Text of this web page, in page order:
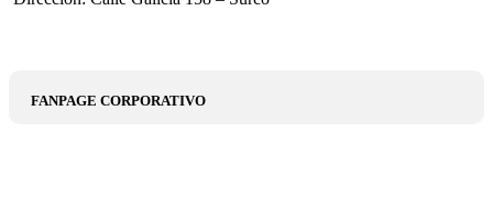
FANPAGE CORPORATIVO